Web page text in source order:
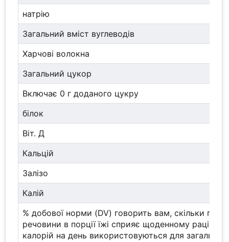
натрію
Загальний вміст вуглеводів
Харчові волокна
Загальний цукор
Включає 0 г доданого цукру
білок
Віт. Д
Кальцій
Залізо
Калій
% добової норми (DV) говорить вам, скільки
речовини в порції їжі сприяє щоденному
калорій на день використовуються для